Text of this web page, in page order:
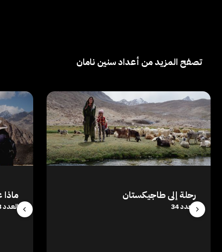
تصفح المزيد من أعداد سنين نامان
رحلة إلى طاجيكستان
العدد 34 العدد 33